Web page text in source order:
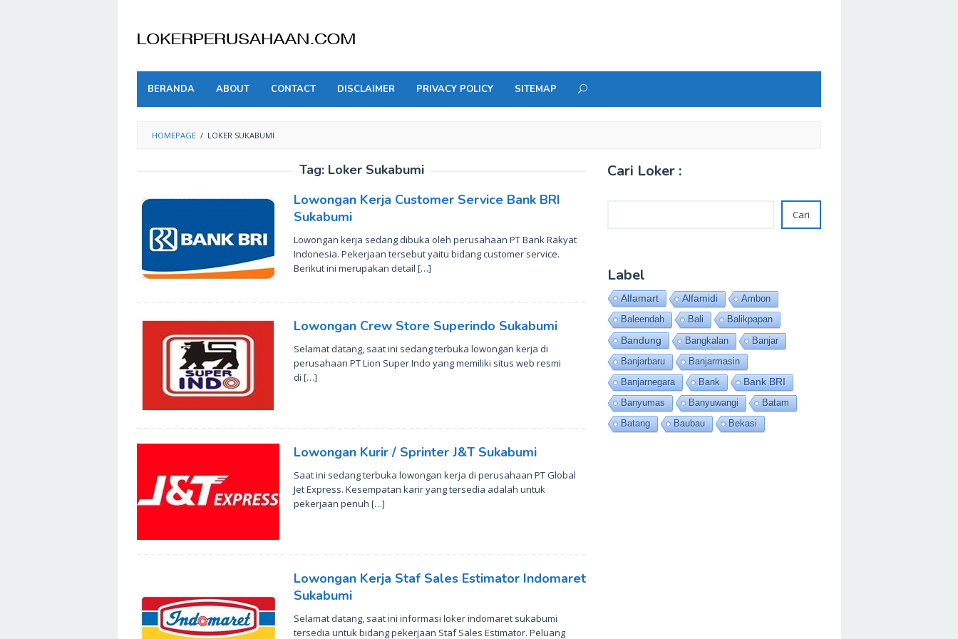
content
BERANDA ABOUT CONTACT DISCLAIMER PRIVACY POLICY SITEMAP
HOMEPAGE / LOKER SUKABUMI
Tag: Loker Sukabumi
Lowongan Kerja Customer Service Bank BRI
Sukabumi
Lowongan kerja sedang dibuka oleh perusahaan PT Bank Rakyat
Indonesia. Pekerjaan tersebut yaitu bidang customer service.
Berikut ini merupakan detail […]
Lowongan Crew Store Superindo Sukabumi
Selamat datang, saat ini sedang terbuka lowongan kerja di
perusahaan PT Lion Super Indo yang memiliki situs web resmi
di […]
Lowongan Kurir / Sprinter J&T Sukabumi
Saat ini sedang terbuka lowongan kerja di perusahaan PT Global
Jet Express. Kesempatan karir yang tersedia adalah untuk
pekerjaan penuh […]
Lowongan Kerja Staf Sales Estimator Indomaret
Sukabumi
Selamat datang, saat ini informasi loker indomaret sukabumi
tersedia untuk bidang pekerjaan Staf Sales Estimator. Peluang
Cari Loker :
Cari
Label
Alfamart Alfamidi
Ambon
Baleendah
Bali Balikpapan
Bandung Bangkalan
Banjar
Banjarbaru
Banjarmasin
Banjarnegara
Bank
Bank BRI
Banyumas
Banyuwangi
Batam
Batang
Baubau Bekasi